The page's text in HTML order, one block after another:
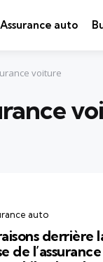
Assurance auto
voiture
auto
derrière
de l’assurance